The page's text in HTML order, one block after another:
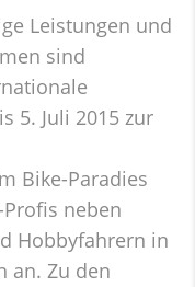
Leistungen und
sind
5. Juli 2015 zur
Bike-Paradies
neben
Hobbyfahrern in
an. Zu den